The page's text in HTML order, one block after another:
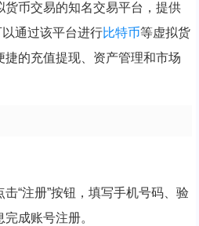
货币交易的知名交易平台，提供
通过该平台进行比特币等虚拟货
的充值提现、资产管理和市场
“注册”按钮，填写手机号码、验
成账号注册。